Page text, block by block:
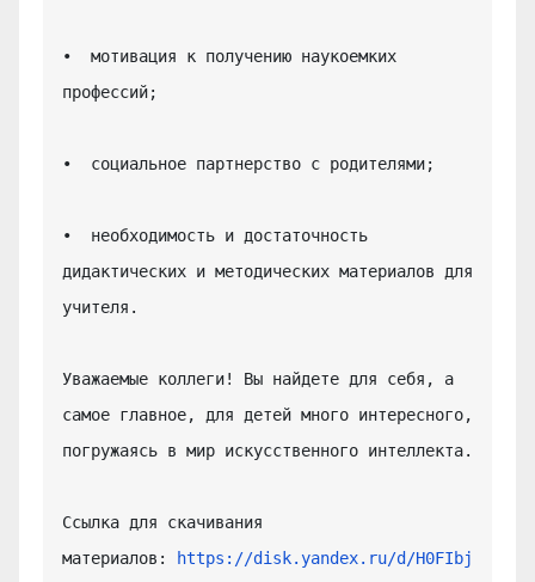
•  мотивация к получению наукоемких
профессий;
•  социальное партнерство с родителями;
•  необходимость и достаточность
дидактических и методических материалов для
учителя.
Уважаемые коллеги! Вы найдете для себя, а
самое главное, для детей много интересного,
погружаясь в мир искусственного интеллекта.
Ссылка для скачивания
материалов:
https://disk.yandex.ru/d/H0FIbj